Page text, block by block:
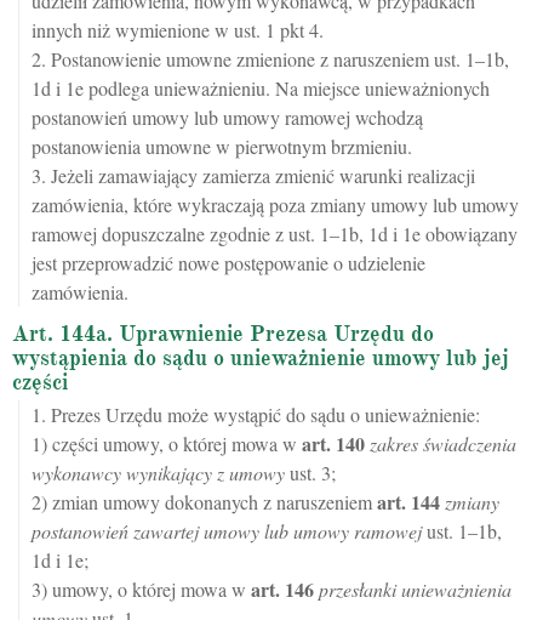
innych niż wymienione w ust. 1 pkt 4.
2. Postanowienie umowne zmienione z naruszeniem ust. 1–1b,
1d i 1e podlega unieważnieniu. Na miejsce unieważnionych
postanowień umowy lub umowy ramowej wchodzą
postanowienia umowne w pierwotnym brzmieniu.
3. Jeżeli zamawiający zamierza zmienić warunki realizacji
zamówienia, które wykraczają poza zmiany umowy lub umowy
ramowej dopuszczalne zgodnie z ust. 1–1b, 1d i 1e obowiązany
jest przeprowadzić nowe postępowanie o udzielenie
zamówienia.
Art. 144a. Uprawnienie Prezesa Urzędu do
wystąpienia do sądu o unieważnienie umowy lub jej
części
1. Prezes Urzędu może wystąpić do sądu o unieważnienie:
1) części umowy, o której mowa w art. 140 zakres świadczenia
wykonawcy wynikający z umowyust. 3;
2) zmian umowy dokonanych z naruszeniemart. 144 zmiany
postanowień zawartej umowy lub umowy ramowejust. 1–1b,
1d i 1e;
3) umowy, o której mowa w art. 146przesłanki unieważnienia